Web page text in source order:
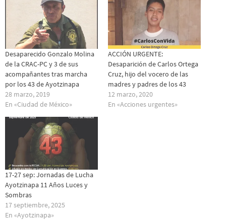
Desaparecido Gonzalo Molina
de la CRAC-PC y 3 de sus
acompañantes tras marcha
por los 43 de Ayotzinapa
28 marzo, 2019
En «Ciudad de México»
ACCIÓN URGENTE:
Desaparición de Carlos Ortega
Cruz, hijo del vocero de las
madres y padres de los 43
12 marzo, 2020
En «Acciones urgentes»
17-27 sep: Jornadas de Lucha
Ayotzinapa 11 Años Luces y
Sombras
17 septiembre, 2025
En «Ayotzinapa»